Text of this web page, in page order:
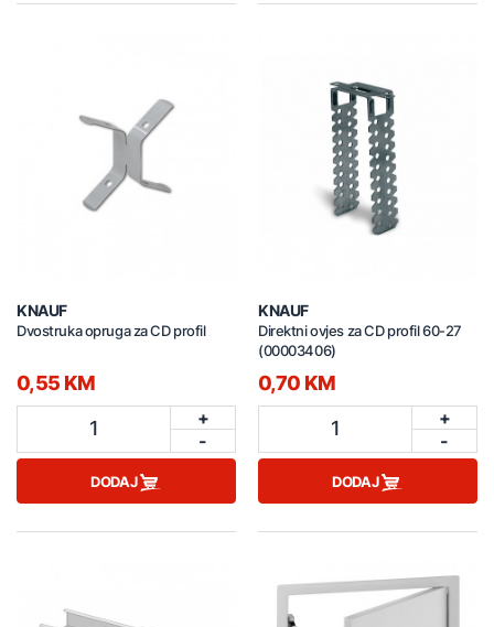
KNAUF
Dvostruka opruga za CD profil
0,55 KM
1
+
-
DODAJ
KNAUF
Direktni ovjes za CD profil 60-27
(00003406)
0,70 KM
1
+
-
DODAJ